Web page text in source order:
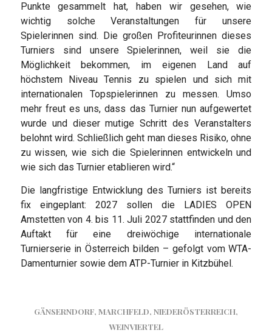
Punkte gesammelt hat, haben wir gesehen, wie
wichtig solche Veranstaltungen für unsere
Spielerinnen sind. Die großen Profiteurinnen dieses
Turniers sind unsere Spielerinnen, weil sie die
Möglichkeit bekommen, im eigenen Land auf
höchstem Niveau Tennis zu spielen und sich mit
internationalen Topspielerinnen zu messen. Umso
mehr freut es uns, dass das Turnier nun aufgewertet
wurde und dieser mutige Schritt des Veranstalters
belohnt wird. Schließlich geht man dieses Risiko, ohne
zu wissen, wie sich die Spielerinnen entwickeln und
wie sich das Turnier etablieren wird.“
Die langfristige Entwicklung des Turniers ist bereits
fix eingeplant: 2027 sollen die LADIES OPEN
Amstetten von 4. bis 11. Juli 2027 stattfinden und den
Auftakt für eine dreiwöchige internationale
Turnierserie in Österreich bilden – gefolgt vom WTA-
Damenturnier sowie dem ATP-Turnier in Kitzbühel.
GÄNSERNDORF, MARCHFELD, NIEDERÖSTERREICH,
WEINVIERTEL